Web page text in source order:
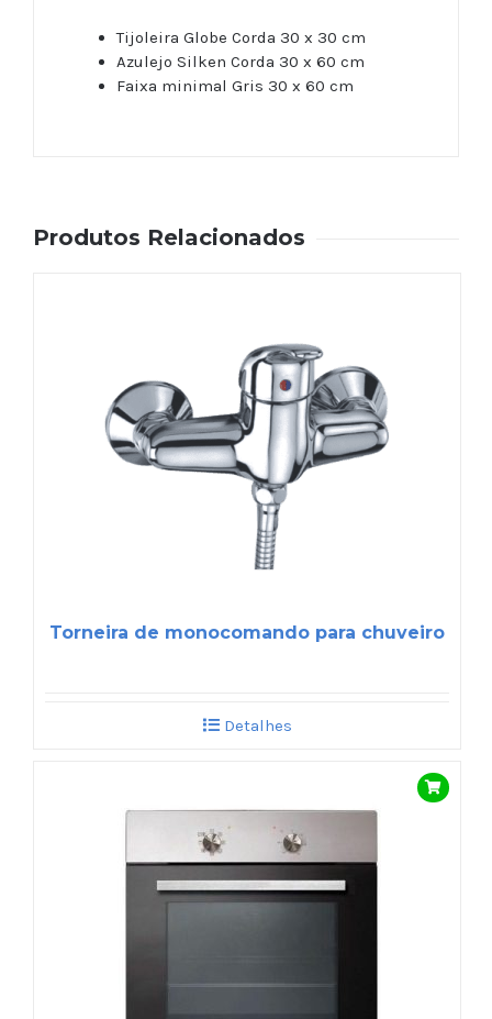
Tijoleira Globe Corda 30 x 30 cm
Azulejo Silken Corda 30 x 60 cm
Faixa minimal Gris 30 x 60 cm
Produtos Relacionados
Torneira de monocomando para chuveiro
Detalhes